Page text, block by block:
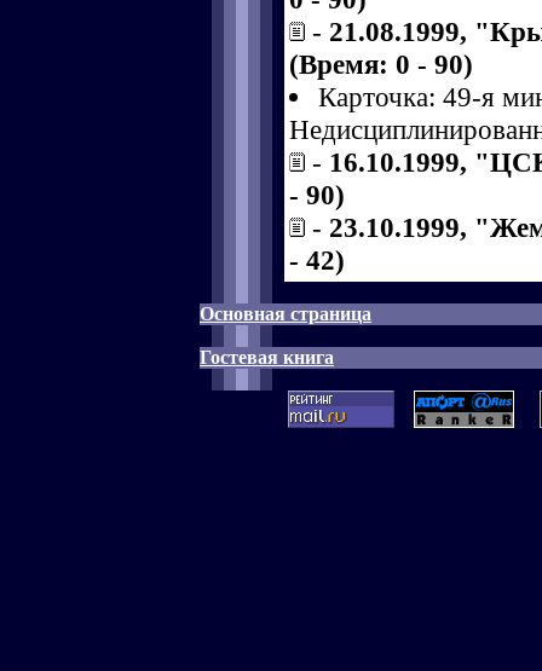
- 21.08.1999,
(Время: 0 - 90)
Карточка: 49-я
- 16.10.1999,
- 90)
- 23.10.1999,
- 42)
Основная страница
Гостевая книга